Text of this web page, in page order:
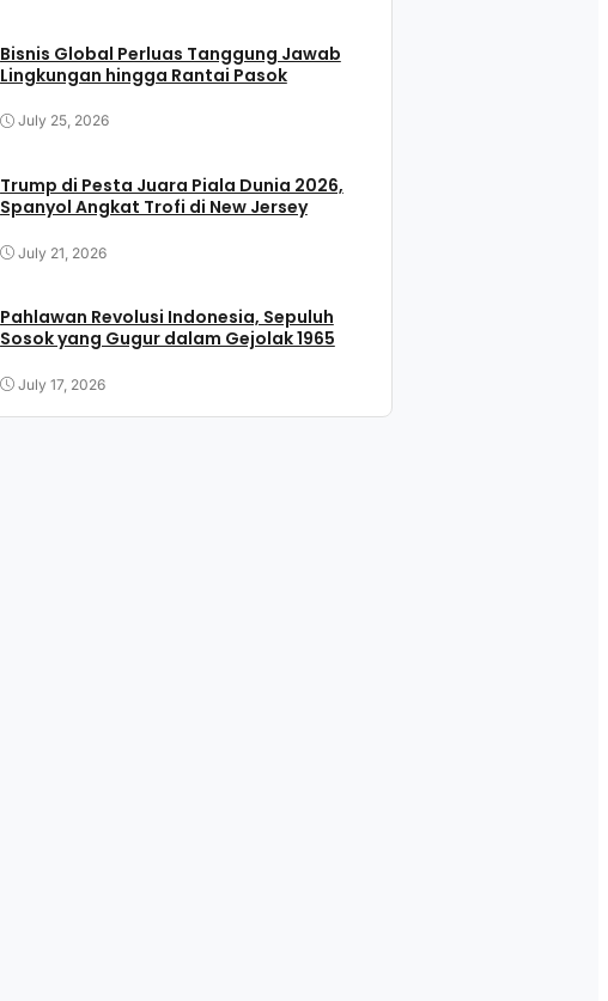
Bisnis Global Perluas Tanggung Jawab
Lingkungan hingga Rantai Pasok
July 25, 2026
Trump di Pesta Juara Piala Dunia 2026,
Spanyol Angkat Trofi di New Jersey
July 21, 2026
Pahlawan Revolusi Indonesia, Sepuluh
Sosok yang Gugur dalam Gejolak 1965
July 17, 2026